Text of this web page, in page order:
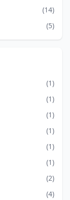
(14)
(5)
(1)
(1)
(1)
(1)
(1)
(1)
(2)
(4)